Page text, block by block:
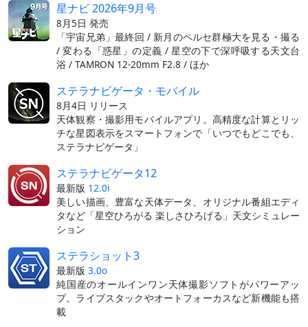
星ナビ 2026年9月号
8月5日 発売
「宇宙兄弟」最終回 / 新月のペルセ群極大を見る・撮る
/ 変わる「惑星」の定義 / 星空の下で深呼吸する天文台
浴 / TAMRON 12-20mm F2.8 / ほか
ステラナビゲータ・モバイル
8月4日 リリース
天体観察・撮影用モバイルアプリ。高精度な計算とリッ
チな星図表示をスマートフォンで「いつでもどこでも、
ステラナビゲータ」
ステラナビゲータ12
最新版 12.0i
美しい描画、豊富な天体データ、オリジナル番組エディ
タなど「星空ひろがる 楽しさひろげる」天文シミュレー
ション
ステラショット3
最新版 3.0o
純国産のオールインワン天体撮影ソフトがパワーアッ
プ。ライブスタックやオートフォーカスなど新機能も搭
載